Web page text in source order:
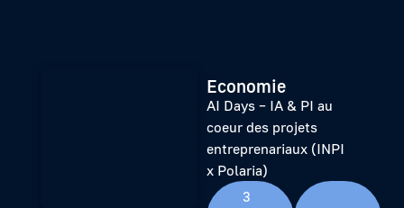
Economie
AI Days – IA & PI au
coeur des projets
entreprenariaux (INPI
x Polaria)
3